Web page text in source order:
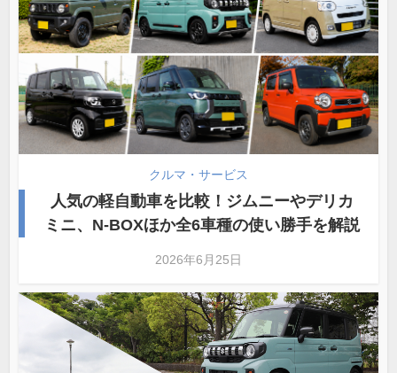
クルマ・サービス
人気の軽自動車を比較！ジムニーやデリカ
ミニ、N-BOXほか全6車種の使い勝手を解説
2026年6月25日